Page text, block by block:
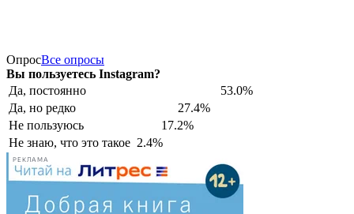
ОпросВсе опросы
Вы пользуетесь Instagram?
Да, постоянно
53.0%
Да, но редко
27.4%
Не пользуюсь
17.2%
Не знаю, что это такое 2.4%
РЕКЛАМА